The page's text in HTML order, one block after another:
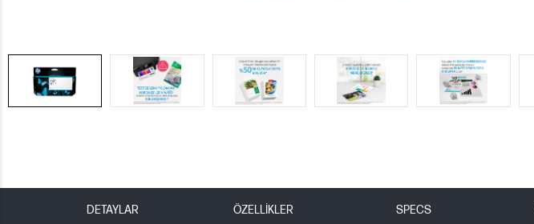
DETAYLAR ÖZELLİKLER SPECS